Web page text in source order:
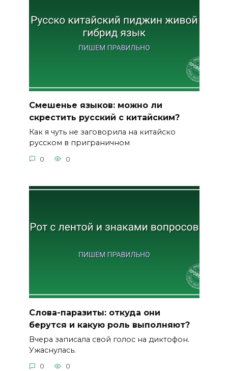
Смешенье языков: можно ли
скрестить русский с китайским?
Как я чуть не заговорила на китайско
русском в приграничном
0 0
Слова-паразиты: откуда они
берутся и какую роль выполняют?
Вчера записала свой голос на диктофон.
Ужаснулась.
0 0